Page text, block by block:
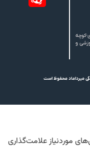
کوچه
و
میرداماد محفوظ است
موردنیاز علامت‌گذاری